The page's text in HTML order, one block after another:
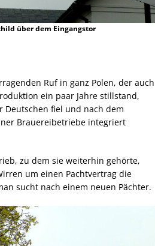
über dem Eingangstor
Ruf in ganz Polen, der auch
ein paar Jahre stillstand,
Deutschen fiel und nach dem
Brauereibetriebe integriert
zu dem sie weiterhin gehörte,
um einen Pachtvertrag die
sucht nach einem neuen Pächter.